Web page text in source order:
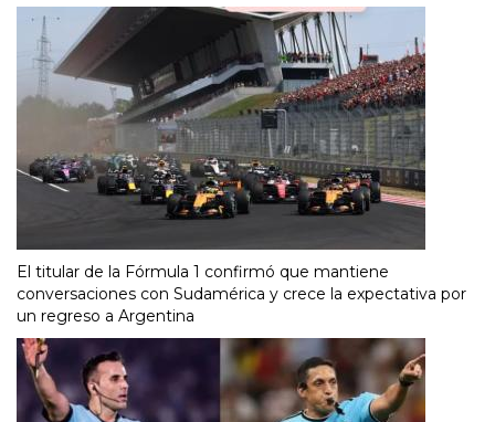
El titular de la Fórmula 1 confirmó que mantiene
conversaciones con Sudamérica y crece la expectativa por
un regreso a Argentina